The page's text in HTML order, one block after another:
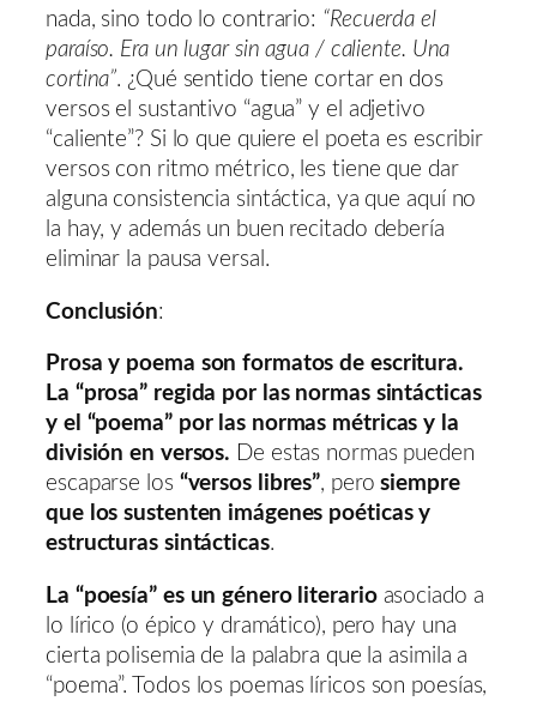
nada, sino todo lo contrario: “Recuerda el
paraíso. Era un lugar sin agua / caliente. Una
cortina”. ¿Qué sentido tiene cortar en dos
versos el sustantivo “agua” y el adjetivo
“caliente”? Si lo que quiere el poeta es escribir
versos con ritmo métrico, les tiene que dar
alguna consistencia sintáctica, ya que aquí no
la hay, y además un buen recitado debería
eliminar la pausa versal.
Conclusión:
Prosa y poema son formatos de escritura.
La “prosa” regida por las normas sintácticas
y el “poema” por las normas métricas y la
división en versos. De estas normas pueden
escaparse los “versos libres”, perosiempre
que los sustenten imágenes poéticas y
estructuras sintácticas.
La “poesía” es un género literario asociado a
lo lírico (o épico y dramático), pero hay una
cierta polisemia de la palabra que la asimila a
“poema”. Todos los poemas líricos son poesías,